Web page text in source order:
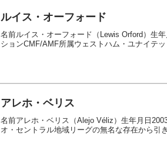
ルイス・オーフォード
名前ルイス・オーフォード（Lewis Orford）生
ションCMF/AMF所属ウェストハム・ユナイテ
アレホ・ベリス
名前アレホ・ベリス（Alejo Véliz）生年月日
オ・セントラル地域リーグの無名な存在から引